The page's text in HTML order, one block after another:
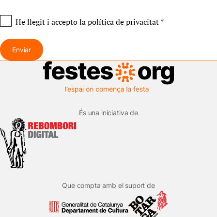
He llegit i acceptola política de privacitat*
Enviar
És una iniciativa de
Que compta amb el suport de